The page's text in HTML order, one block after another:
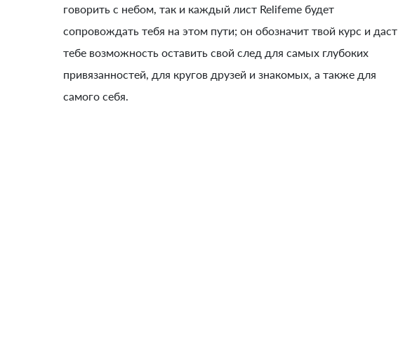
говорить с небом, так и каждый лист Relifeme будет
сопровождать тебя на этом пути; он обозначит твой курс и даст
тебе возможность оставить свой след для самых глубоких
привязанностей, для кругов друзей и знакомых, а также для
самого себя.